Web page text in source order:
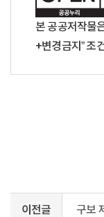
본 공공저작물
+변경금지” 조
이전글 구보